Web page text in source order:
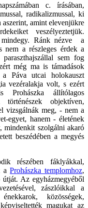
c. írásában,
radikalizmussal, ki
aszerint, amint elevenjükre
veszélyeztetjük.
Ránk nézve a
a részleges érdek a
sem fog
még ma is támadások
Páva utcai holokauszt
vezéralakja volt, s ezért
állítólagos
objektíven,
vizsgálnák meg, - nem a
egyet, hanem - életének
mindenkit szolgálni akaró
beszédében a megyés
részében fáklyákkal,
aProhászka templomhoz,
Az egyházmegyéből
zászlóikkal a
közösségek,
magukat az